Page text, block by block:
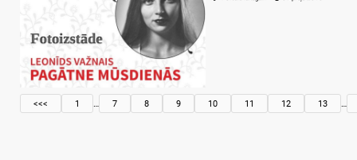
<<< 1 7 8 9 10 11 12 13